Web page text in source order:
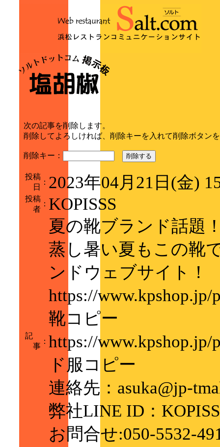
次の記事を削除します。
削除してよろしければ、削除キーを入れて削除ボタン
削除キー： 削除する
投稿
日
： 2023年04月21日(金)
投稿
者
： KOPISSS
記
事
：
夏の靴ブランド話題
蒸し暑い夏もこの靴
ンドウェブサイト！
https://www.kpshop.jp/
靴コピー
https://www.kpshop.jp/
ド服コピー
連絡先：asuka@jp-
弊社LINE ID：
お問合せ:050-5532-